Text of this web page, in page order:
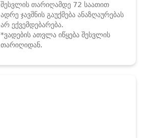
შესვლის თარიღამდე 72 საათით
ადრე ჯავშნის გაუქმება ანაზღაურებას
არ ექვემდებარება.
*ვადების ათვლა იწყება შესვლის
თარიღიდან.